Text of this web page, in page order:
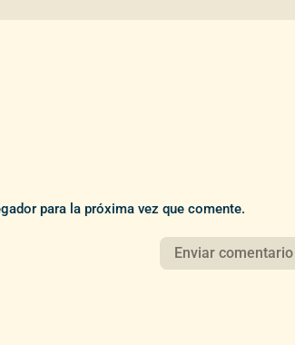
para la próxima vez que comente.